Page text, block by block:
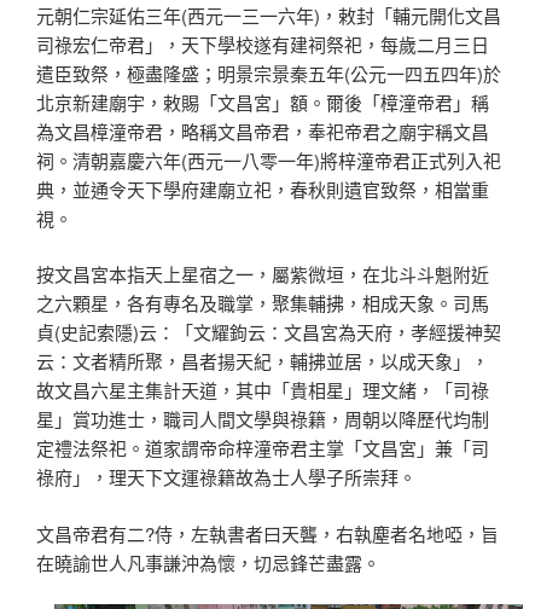
元朝仁宗延佑三年(西元一三一六年)，敕封「輔元開化文昌
司祿宏仁帝君」，天下學校遂有建祠祭祀，每歲二月三日
遣臣致祭，極盡隆盛；明景宗景秦五年(公元一四五四年)於
北京新建廟宇，敕賜「文昌宮」額。爾後「樟潼帝君」稱
為文昌樟潼帝君，略稱文昌帝君，奉祀帝君之廟宇稱文昌
祠。清朝嘉慶六年(西元一八零一年)將梓潼帝君正式列入祀
典，並通令天下學府建廟立祀，春秋則遺官致祭，相當重
視。
按文昌宮本指天上星宿之一，屬紫微垣，在北斗斗魁附近
之六顆星，各有專名及職掌，聚集輔拂，相成天象。司馬
貞(史記索隱)云：「文耀鉤云：文昌宮為天府，孝經援神契
云：文者精所聚，昌者揚天紀，輔拂並居，以成天象」，
故文昌六星主集計天道，其中「貴相星」理文緒，「司祿
星」賞功進士，職司人間文學與祿籍，周朝以降歷代均制
定禮法祭祀。道家謂帝命梓潼帝君主掌「文昌宮」兼「司
祿府」，理天下文運祿籍故為士人學子所崇拜。
文昌帝君有二?侍，左執書者曰天聾，右執塵者名地啞，旨
在曉諭世人凡事謙沖為懷，切忌鋒芒盡露。